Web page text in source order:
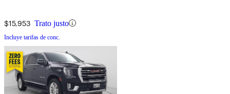
$15,953 Trato justo
Incluye tarifas de conc.